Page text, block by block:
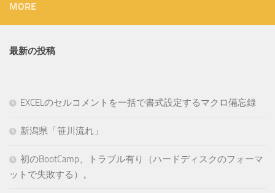
MORE
最新の投稿
EXCELのセルコメントを一括で書式設定するマクロ備忘録
新潟県「笹川流れ」
初のBootCamp、トラブル有り（ハードディスクのフォーマ
ットで失敗する）。